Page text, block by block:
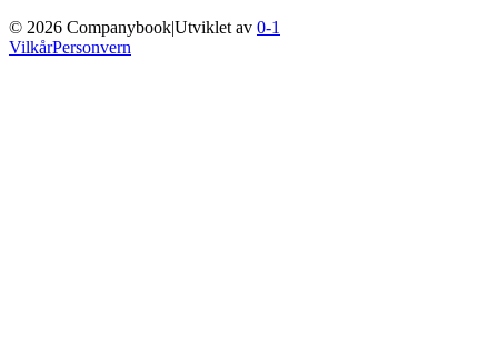
© 2026 Companybook|Utviklet av 0-1
VilkårPersonvern